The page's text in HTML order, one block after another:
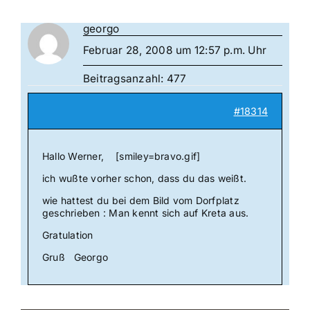
georgo
Februar 28, 2008 um 12:57 p.m. Uhr
Beitragsanzahl: 477
#18314
Hallo Werner, [smiley=bravo.gif]
ich wußte vorher schon, dass du das weißt.
wie hattest du bei dem Bild vom Dorfplatz
geschrieben : Man kennt sich auf Kreta aus.
Gratulation
Gruß Georgo